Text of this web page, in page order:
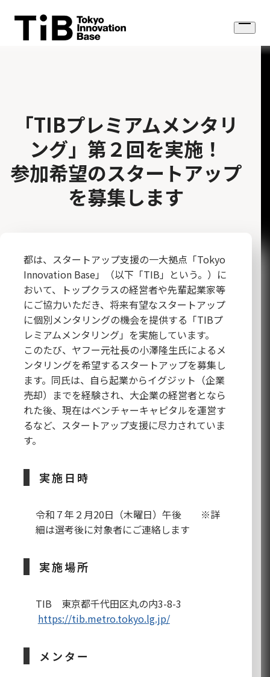
content
Open
menu
「TIBプレミアムメンタリ
ング」第２回を実施！
参加希望のスタートアップ
を募集します
都は、スタートアップ支援の一大拠点「Tokyo
Innovation Base」（以下「TIB」という。）に
おいて、トップクラスの経営者や先輩起業家等
にご協力いただき、将来有望なスタートアップ
に個別メンタリングの機会を提供する「TIBプ
レミアムメンタリング」を実施しています。
このたび、ヤフー元社長の小澤隆生氏によるメ
ンタリングを希望するスタートアップを募集し
ます。同氏は、自ら起業からイグジット（企業
売却）までを経験され、大企業の経営者となら
れた後、現在はベンチャーキャピタルを運営す
るなど、スタートアップ支援に尽力されていま
す。
実施日時
令和７年２月20日（木曜日）午後 ※詳
細は選考後に対象者にご連絡します
実施場所
TIB 東京都千代田区丸の内3-8-3
https://tib.metro.tokyo.lg.jp/
メンター